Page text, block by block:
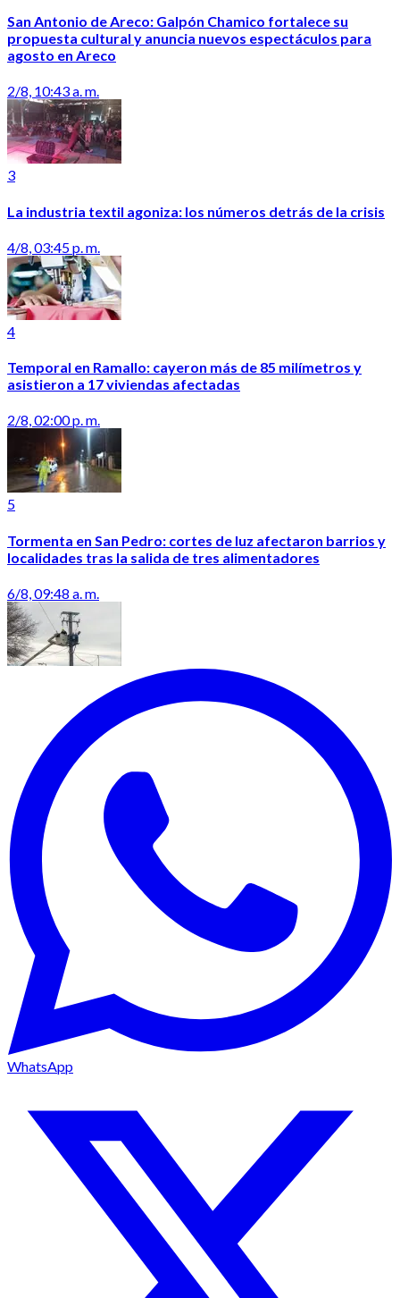
San Antonio de Areco: Galpón Chamico fortalece su
propuesta cultural y anuncia nuevos espectáculos para
agosto en Areco
2/8, 10:43 a. m.
3
La industria textil agoniza: los números detrás de la crisis
4/8, 03:45 p. m.
4
Temporal en Ramallo: cayeron más de 85 milímetros y
asistieron a 17 viviendas afectadas
2/8, 02:00 p. m.
5
Tormenta en San Pedro: cortes de luz afectaron barrios y
localidades tras la salida de tres alimentadores
6/8, 09:48 a. m.
WhatsApp